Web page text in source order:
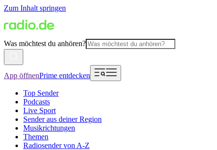
Zum Inhalt springen
Was möchtest du anhören?
App öffnenPrime entdecken
Top Sender
Podcasts
Live Sport
Sender aus deiner Region
Musikrichtungen
Themen
Radiosender von A-Z